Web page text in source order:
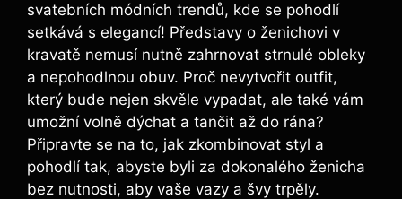
svatebních módních trendů, kde se pohodlí
setkává s elegancí! Představy o ženichovi v
kravatě nemusí nutně zahrnovat strnulé obleky
a nepohodlnou obuv. Proč nevytvořit outfit,
který bude nejen skvěle vypadat, ale také vám
umožní volně dýchat a tančit až do rána?
Připravte se na to, jak zkombinovat styl a
pohodlí tak, abyste byli za dokonalého ženicha
bez nutnosti, aby vaše vazy a švy trpěly.